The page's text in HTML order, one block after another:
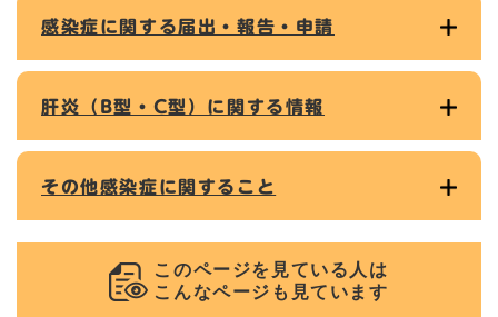
感染症に関する届出・報告・申請
肝炎（B型・C型）に関する情報
その他感染症に関すること
このページを見ている人は
こんなページも見ています